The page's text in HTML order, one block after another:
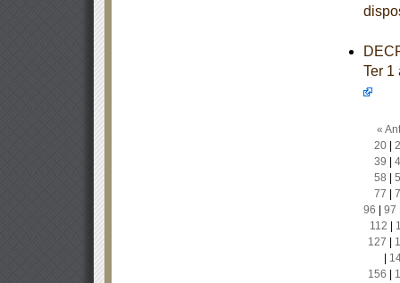
Ter 1
«
20|
39
58
77
96
97
112
127
156